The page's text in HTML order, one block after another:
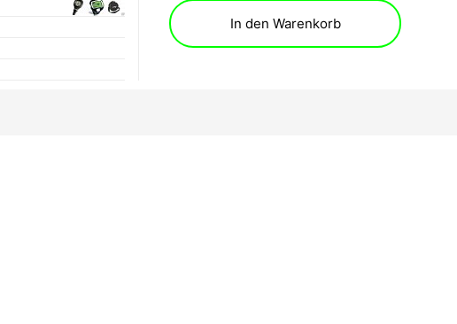
In den Warenkorb